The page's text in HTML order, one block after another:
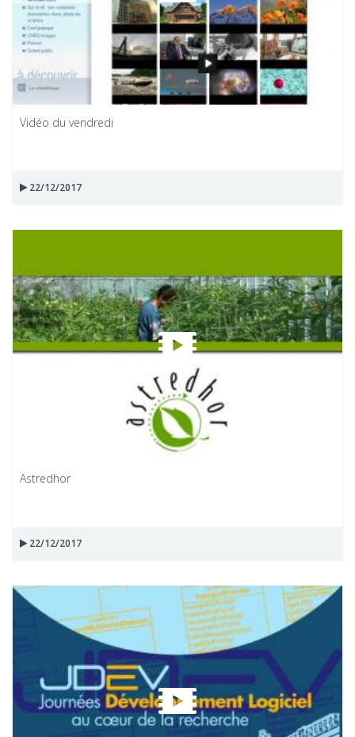
Vidéo du vendredi
22/12/2017
Astredhor
22/12/2017